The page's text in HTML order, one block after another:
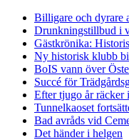
Billigare och dyrare
Drunkningstillbud i
Gästkrönika:
Ny historisk klubb
BoIS vann över
Succé för
Efter tjugo år räcker
Tunnelkaoset
Bad avråds vid
Det händer i helgen